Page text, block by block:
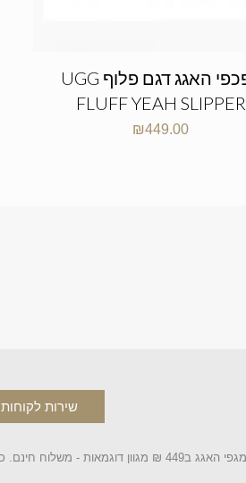
כפכפי האגג דגם פלוף UGG
FLUFF YEAH SLIPPER
₪449.00
שירות לקוחות